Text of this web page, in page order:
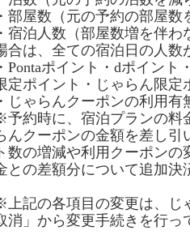
・部屋数（元の予約の部屋
・宿泊人数（部屋数増を伴
合は、全ての宿泊日の人数
・Pontaポイント・dポイン
定ポイント・じゃらん限
・じゃらんクーポンの利用有
予約時に、宿泊プランの料
んクーポンの金額を差し
ト数の増減や利用クーポン
との差額分について追加決
上記の各項目の変更は、じ
消」から変更手続きを行っ